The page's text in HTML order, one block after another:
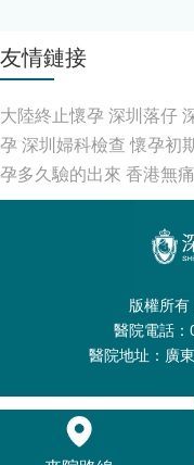
友情鏈接
大陸終止懷孕 深圳落仔
孕 深圳婦科檢查 懷孕初
孕多久驗的出來 香港無
版權所
醫院電話
醫院地址：廣